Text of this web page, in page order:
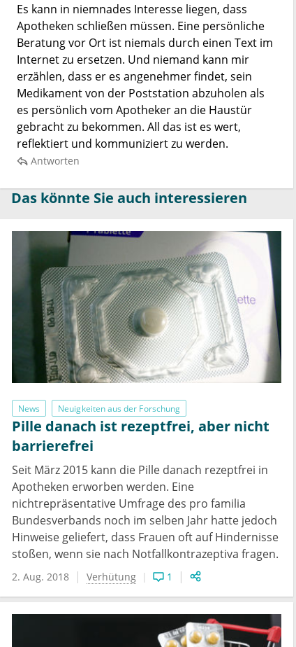
Es kann in niemnades Interesse liegen, dass
Apotheken schließen müssen. Eine persönliche
Beratung vor Ort ist niemals durch einen Text im
Internet zu ersetzen. Und niemand kann mir
erzählen, dass er es angenehmer findet, sein
Medikament von der Poststation abzuholen als
es persönlich vom Apotheker an die Haustür
gebracht zu bekommen. All das ist es wert,
reflektiert und kommuniziert zu werden.
Antworten
Das könnte Sie auch interessieren
News Neuigkeiten aus der Forschung
Pille danach ist rezeptfrei, aber nicht
barrierefrei
Seit März 2015 kann die Pille danach rezeptfrei in
Apotheken erworben werden. Eine
nichtrepräsentative Umfrage des pro familia
Bundesverbands noch im selben Jahr hatte jedoch
Hinweise geliefert, dass Frauen oft auf Hindernisse
stoßen, wenn sie nach Notfallkontrazeptiva fragen.
2. Aug. 2018 Verhütung 1